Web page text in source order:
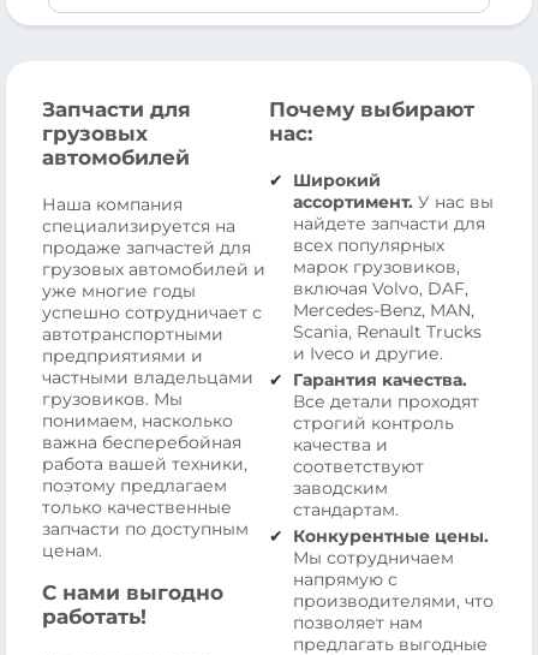
Запчасти для
грузовых
автомобилей
Наша компания
специализируется на
продаже запчастей для
грузовых автомобилей и
уже многие годы
успешно сотрудничает с
автотранспортными
предприятиями и
частными владельцами
грузовиков. Мы
понимаем, насколько
важна бесперебойная
работа вашей техники,
поэтому предлагаем
только качественные
запчасти по доступным
ценам.
С нами выгодно
работать!
Почему выбирают
нас:
Широкий
ассортимент. У нас вы
найдете запчасти для
всех популярных
марок грузовиков,
включая Volvo, DAF,
Mercedes-Benz, MAN,
Scania, Renault Trucks
и Iveco и другие.
Гарантия качества.
Все детали проходят
строгий контроль
качества и
соответствуют
заводским
стандартам.
Конкурентные цены.
Мы сотрудничаем
напрямую с
производителями, что
позволяет нам
предлагать выгодные